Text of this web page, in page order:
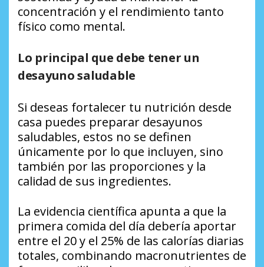
concentración y el rendimiento tanto
físico como mental.
Lo principal que debe tener un
desayuno saludable
Si deseas fortalecer tu nutrición desde
casa puedes preparar desayunos
saludables, estos no se definen
únicamente por lo que incluyen, sino
también por las proporciones y la
calidad de sus ingredientes.
La evidencia científica apunta a que la
primera comida del día debería aportar
entre el 20 y el 25% de las calorías diarias
totales, combinando macronutrientes de